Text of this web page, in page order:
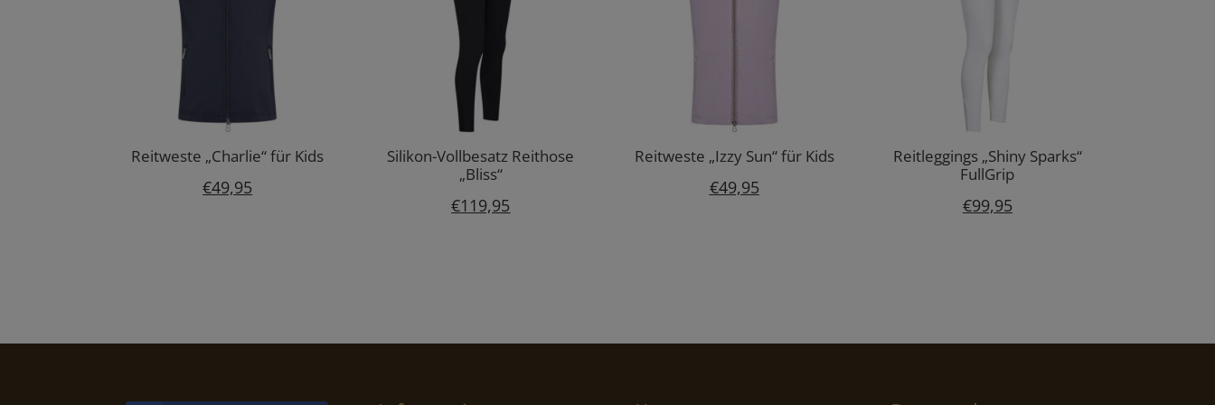
Reitweste „Charlie“ für Kids
€49,95
Silikon-Vollbesatz Reithose
„Bliss“
€119,95
Reitweste „Izzy Sun“ für Kids
€49,95
Reitleggings „Shiny Sparks“
FullGrip
€99,95